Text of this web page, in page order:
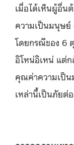
เมื่อได้เห็นผู้อื่น
ความเป็นมนุษ
โดยกรณีของ 6
อิโหน่อิเหน่ แต่
คุณค่าความเป็น
เหล่านี้เป็นภัยต่